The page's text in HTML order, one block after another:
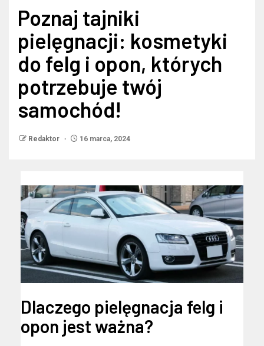
Poznaj tajniki
pielęgnacji: kosmetyki
do felg i opon, których
potrzebuje twój
samochód!
Redaktor 16 marca, 2024
Dlaczego pielęgnacja felg i
opon jest ważna?